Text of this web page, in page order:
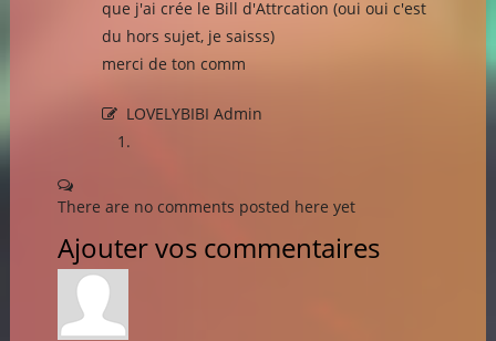
que j'ai crée le Bill d'Attrcation (oui oui c'est
du hors sujet, je saisss)
merci de ton comm
LOVELYBIBI Admin
There are no comments posted here yet
Ajouter vos commentaires